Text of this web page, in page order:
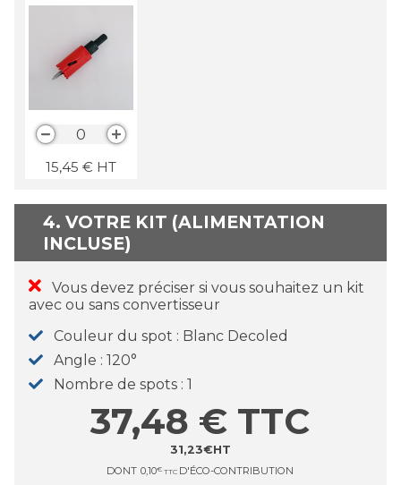
0
15,45 € HT
4. VOTRE KIT (ALIMENTATION
INCLUSE)
Vous devez préciser si vous souhaitez un kit
avec ou sans convertisseur
Couleur du spot
Blanc Decoled
Angle
120°
Nombre de spots 1
31,23€HT
37,48 € TTC
DONT 0,10€ TTC D'ÉCO-CONTRIBUTION